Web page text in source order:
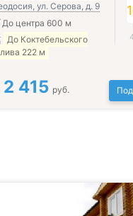
ул. Серова, д. 9
До центра 600 м
До Коктебельского
222 м
2 415 руб.